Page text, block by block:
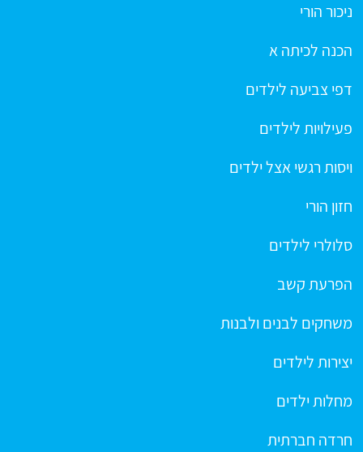
ניכור הורי
הכנה לכיתה א
דפי צביעה לילדים
פעילויות לילדים
ויסות רגשי אצל ילדים
חזון הורי
סלולרי לילדים
הפרעת קשב
משחקים לבנים ולבנות
יצירות לילדים
מחלות ילדים
חרדה חברתית